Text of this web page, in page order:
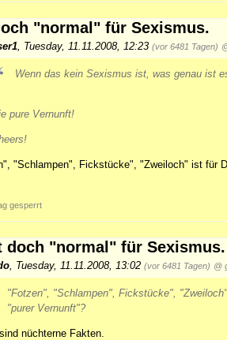
"normal" für Sexismus.
, Tuesday, 11.11.2008, 12:23 (vor 6481 Tagen)
Wenn das kein Sexismus ist, was genau ist
pure Vernunft!
"Schlampen", Fickstücke", "Zweiloch" ist für
gesperrt
doch "normal" für Sexismus.
Tuesday, 11.11.2008, 13:02 (vor 6481 Tagen) @
"Fotzen", "Schlampen", Fickstücke",
"purer Vernunft"?
nüchterne Fakten.